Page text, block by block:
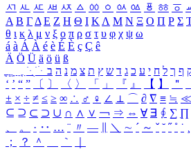
ㅺ ㅻ ㅼ ㅽ ㅾ ㅿ ㆀ ㆁ ㆂ ㆃ ㆄ ㆅ ㆆ
Α Β ΓΔ Ε Ζ Η Θ Ι ΚΛ Μ Ν Ξ Ο Π Ρ Σ
θ ι κ λ μ ν ξ ο π ρ σ τ υ φ χ ψ ω
á à Á À é è É È ç Ç ê
Ä Ö Ü ä ö ü ß
ִֶֹ ֻּ ׁׂ ף ך ל ח י ע כ ג ד ש ץ ת צ מ נ ה ב
‘ ’ “ ” 〔 〕 〈 〉 「 」 『 』 【 】 ＂
± × ÷ ≠ ≤ ≥ ∞ ∴ ♂ ♀ ∠ ⊥ ⌒ ∂ ∇ ≡ ≒ ≪
⊆ ⊇ ⊂ ⊃ ∪ ∩ ∧ ∨ ￢ ⇒ ⇔ ∀ ∃ ∮ ∑ ∏
、
。 · ‥ … ¨ 〃 ― ＼ ∼ ´ ～ ˇ ˘ ˝ ˚ ˙ ¸
；
？ ＾ ｀